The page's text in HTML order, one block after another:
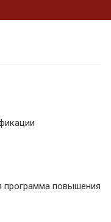
программа повышения